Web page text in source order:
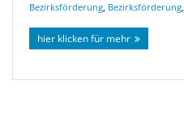
Bezirksförderung, Bezirksförderung,
hier klicken für mehr